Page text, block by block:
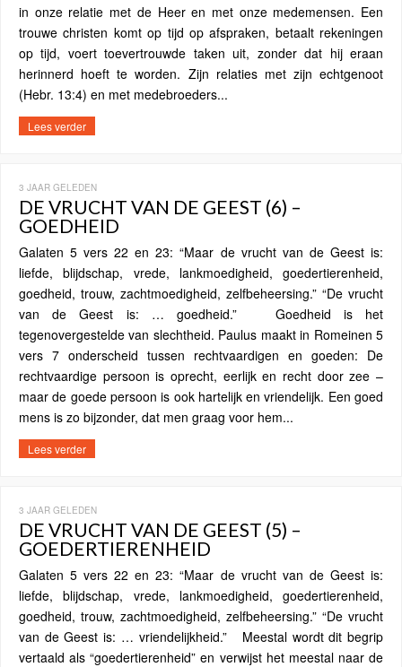
in onze relatie met de Heer en met onze medemensen. Een
trouwe christen komt op tijd op afspraken, betaalt rekeningen
op tijd, voert toevertrouwde taken uit, zonder dat hij eraan
herinnerd hoeft te worden. Zijn relaties met zijn echtgenoot
(Hebr. 13:4) en met medebroeders...
Lees verder
3 JAAR GELEDEN
DE VRUCHT VAN DE GEEST (6) –
GOEDHEID
Galaten 5 vers 22 en 23: “Maar de vrucht van de Geest is:
liefde, blijdschap, vrede, lankmoedigheid, goedertierenheid,
goedheid, trouw, zachtmoedigheid, zelfbeheersing.” “De vrucht
van de Geest is: … goedheid.” Goedheid is het
tegenovergestelde van slechtheid. Paulus maakt in Romeinen 5
vers 7 onderscheid tussen rechtvaardigen en goeden: De
rechtvaardige persoon is oprecht, eerlijk en recht door zee –
maar de goede persoon is ook hartelijk en vriendelijk. Een goed
mens is zo bijzonder, dat men graag voor hem...
Lees verder
3 JAAR GELEDEN
DE VRUCHT VAN DE GEEST (5) –
GOEDERTIERENHEID
Galaten 5 vers 22 en 23: “Maar de vrucht van de Geest is:
liefde, blijdschap, vrede, lankmoedigheid, goedertierenheid,
goedheid, trouw, zachtmoedigheid, zelfbeheersing.” “De vrucht
van de Geest is: … vriendelijkheid.” Meestal wordt dit begrip
vertaald als “goedertierenheid” en verwijst het meestal naar de